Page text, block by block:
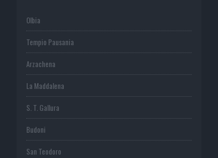
Olbia
Tempio Pausania
Arzachena
La Maddalena
S. T. Gallura
Budoni
San Teodoro